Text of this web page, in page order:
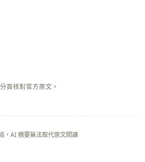
頁核對官方原文。
，AI 摘要無法取代原文閱讀